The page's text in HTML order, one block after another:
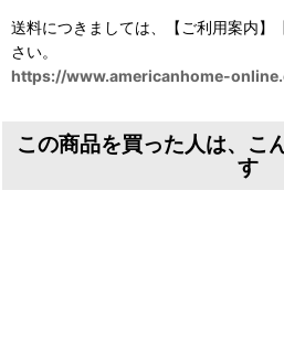
送料につきましては、【ご利用案内】
さい。
https://www.americanhome-
この商品を買った人は、こ
す